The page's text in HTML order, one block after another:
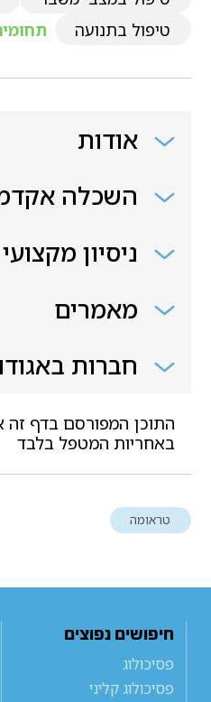
טיפול בתנועה
אודות
השכלה
ניסיון מקצועי
מאמרים
חברות
התוכן המפורסם בדף זה
באחריות המטפל בלבד
טראומה
חיפושים נפוצים
פסיכולוג
פסיכולוג קליני